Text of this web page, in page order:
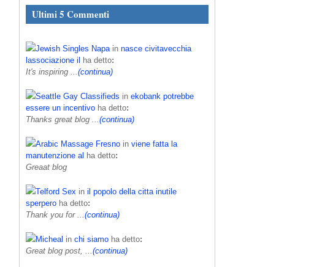
Ultimi 5 Commenti
Jewish Singles Napa in nasce civitavecchia
lassociazione il
ha detto:
It's inspiring ... (continua)
Seattle Gay Classifieds in ekobank potrebbe
essere un incentivo ha detto:
Thanks great blog ... (continua)
Arabic Massage Fresno in viene fatta la
manutenzione al ha detto:
Greaat blog
Telford Sex in il popolo della citta inutile
sperpero ha detto:
Thank you for ... (continua)
Micheal in chi siamo ha detto:
Great blog post, ... (continua)